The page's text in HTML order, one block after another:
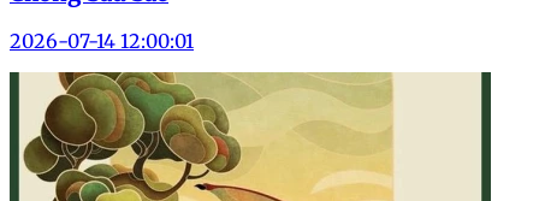
2026-07-14 12:00:01